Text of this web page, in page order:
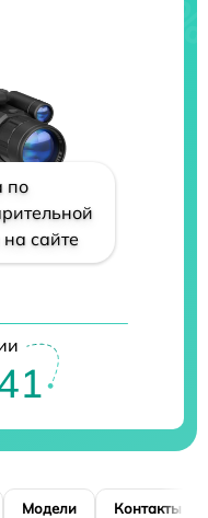
по
сайте
Модели Контакты